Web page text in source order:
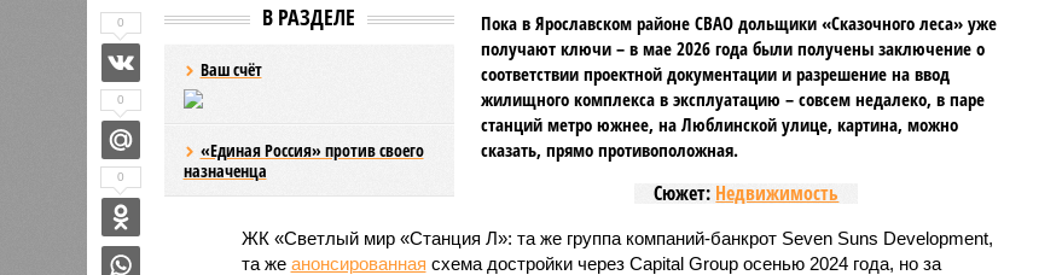
В РАЗДЕЛЕ
Ваш счёт
«Единая Россия» против своего
назначенца
Пока в Ярославском районе СВАО дольщики «Сказочного леса» уже
получают ключи – в мае 2026 года были получены заключение о
соответствии проектной документации и разрешение на ввод
жилищного комплекса в эксплуатацию – совсем недалеко, в паре
станций метро южнее, на Люблинской улице, картина, можно
сказать, прямо противоположная.
Сюжет: Недвижимость
ЖК «Светлый мир «Станция Л»: та же группа компаний-банкрот Seven Suns Development,
та же анонсированная схема достройки через Capital Group осенью 2024 года, но за
0
0
0